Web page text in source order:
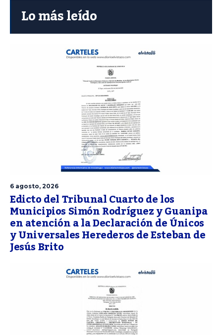
Lo más leído
6 agosto, 2026
Edicto del Tribunal Cuarto de los
Municipios Simón Rodríguez y Guanipa
en atención a la Declaración de Únicos
y Universales Herederos de Esteban de
Jesús Brito